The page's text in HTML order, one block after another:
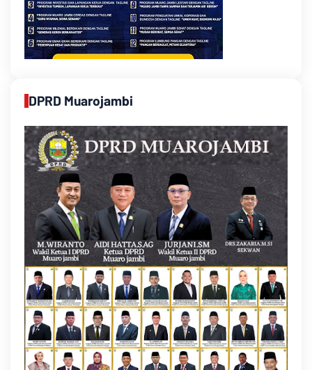
DPRD Muarojambi